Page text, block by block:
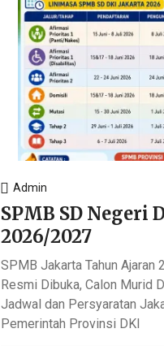
Admin
SPMB SD Negeri
2026/2027
SPMB Jakarta Tahun Ajaran
Resmi Dibuka, Calon Murid
Jadwal dan Persyaratan
Pemerintah Provinsi DKI